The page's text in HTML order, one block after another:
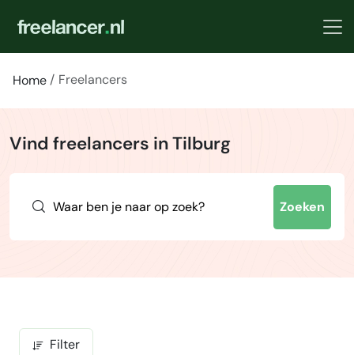
Home Freelancers
Vind freelancers in Tilburg
Zoeken
Filter